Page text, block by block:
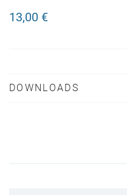
13,00 €
DOWNLOADS